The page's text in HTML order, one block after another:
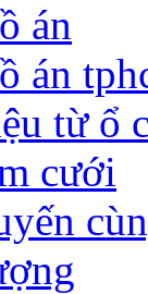
án
án
từ ổ
cưới